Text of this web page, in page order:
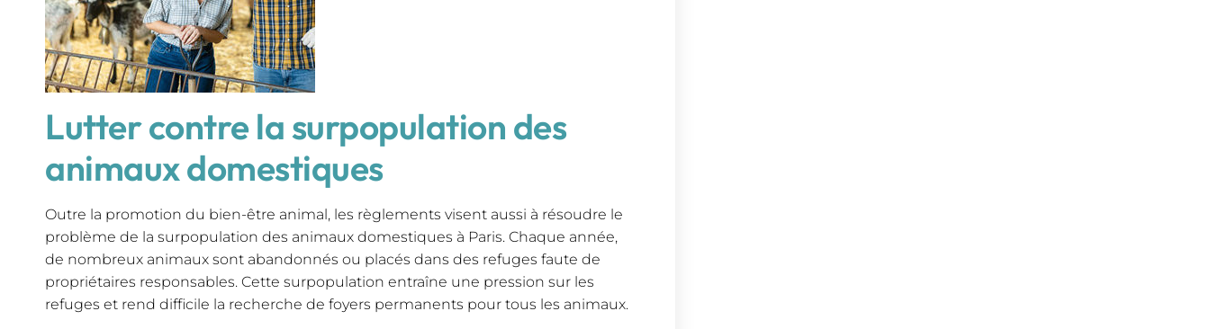
Lutter contre la surpopulation des
animaux domestiques
Outre la promotion du bien-être animal, les règlements visent aussi à résoudre le
problème de la surpopulation des animaux domestiques à Paris. Chaque année,
de nombreux animaux sont abandonnés ou placés dans des refuges faute de
propriétaires responsables. Cette surpopulation entraîne une pression sur les
refuges et rend difficile la recherche de foyers permanents pour tous les animaux.